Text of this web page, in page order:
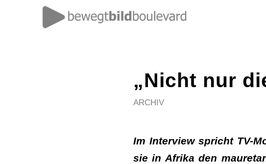
„Nicht nur
ARCHIV
Im Interview spricht TV-
sie in Afrika den